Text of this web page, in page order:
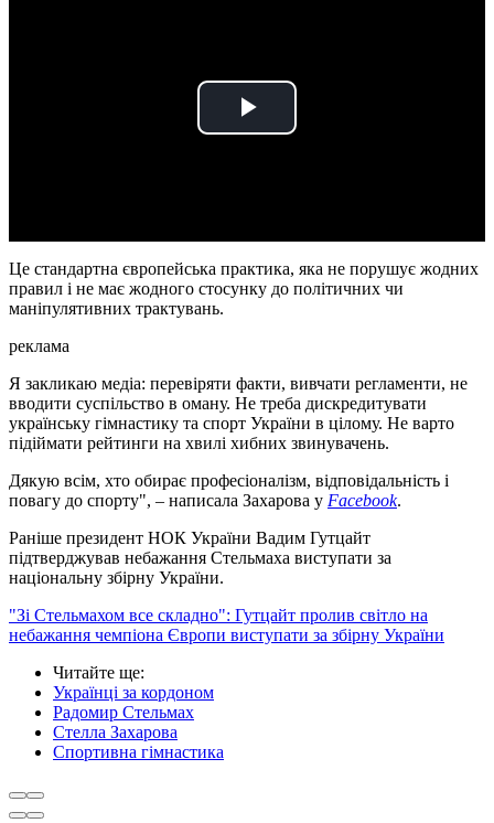
Play
Це стандартна європейська практика, яка не порушує жодних
правил і не має жодного стосунку до політичних чи
маніпулятивних трактувань.
реклама
Я закликаю медіа: перевіряти факти, вивчати регламенти, не
вводити суспільство в оману. Не треба дискредитувати
українську гімнастику та спорт України в цілому. Не варто
підіймати рейтинги на хвилі хибних звинувачень.
Дякую всім, хто обирає професіоналізм, відповідальність і
повагу до спорту", – написала Захарова у Facebook.
Раніше президент НОК України Вадим Гутцайт
підтверджував небажання Стельмаха виступати за
національну збірну України.
"Зі Стельмахом все складно": Гутцайт пролив світло на
небажання чемпіона Європи виступати за збірну України
Читайте ще:
Українці за кордоном
Радомир Стельмах
Стелла Захарова
Спортивна гімнастика